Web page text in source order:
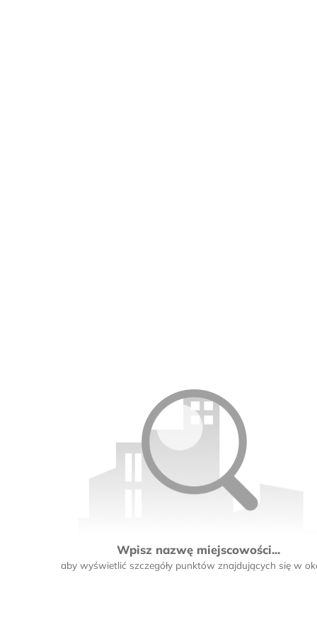
Wpisz nazwę miejscowości...
aby wyświetlić szczegóły punktów znajdujących się w